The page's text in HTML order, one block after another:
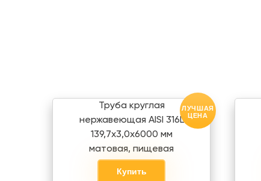
Труба круглая
нержавеющая AISI 316L
139,7х3,0х6000 мм
матовая, пищевая
Купить
ЛУЧШАЯ
ЦЕНА